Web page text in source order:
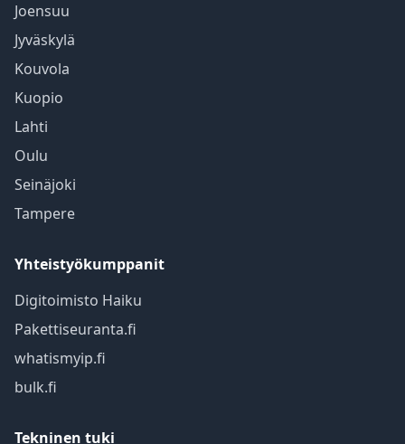
Joensuu
Jyväskylä
Kouvola
Kuopio
Lahti
Oulu
Seinäjoki
Tampere
Yhteistyökumppanit
Digitoimisto Haiku
Pakettiseuranta.fi
whatismyip.fi
bulk.fi
Tekninen tuki